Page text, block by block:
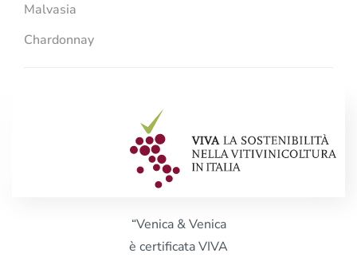
Malvasia
Chardonnay
“Venica & Venica
è certificata VIVA